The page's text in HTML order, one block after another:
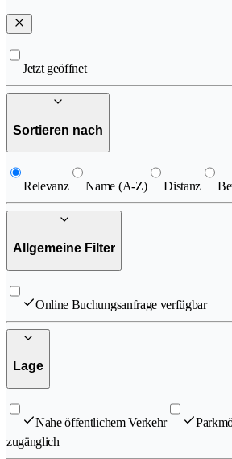
Jetzt geöffnet
Sortieren nach
Relevanz Name (A-Z) Distanz
Allgemeine Filter
Online Buchungsanfrage verfügbar
Lage
Nahe öffentlichem Verkehr
zugänglich